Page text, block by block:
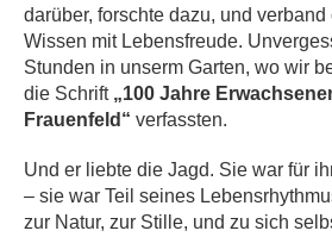
darüber, forschte dazu, und
Wissen mit Lebensfreude.
Stunden in unserm Garten, wo wir
die Schrift „100 Jahre
Frauenfeld“ verfassten.
Und er liebte die Jagd. Sie war für
– sie war Teil seines
zur Natur, zur Stille, und zu sich